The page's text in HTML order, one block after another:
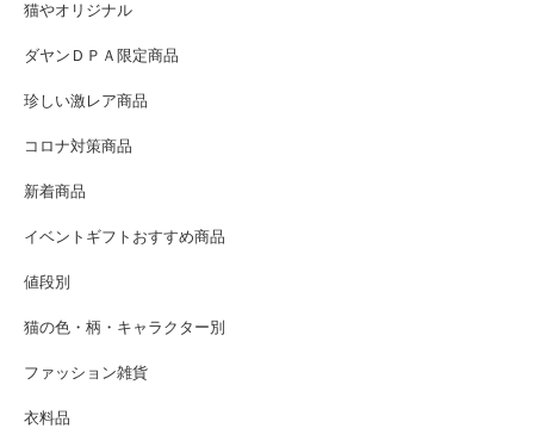
猫やオリジナル
ダヤンＤＰＡ限定商品
珍しい激レア商品
コロナ対策商品
新着商品
イベントギフトおすすめ商品
値段別
猫の色・柄・キャラクター別
ファッション雑貨
衣料品